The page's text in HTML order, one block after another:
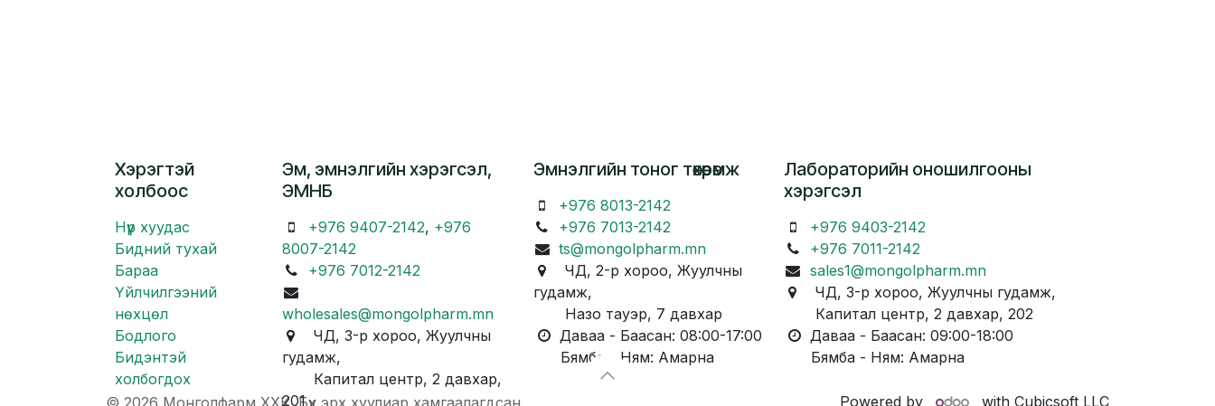
Хэрэгтэй
холбоос
Нүүр хуудас
Бидний тухай
Бараа
Үйлчилгээний
нөхцөл
Бодлого
Бидэнтэй
холбогдох
Эм, эмнэлгийн хэрэгсэл,
ЭМНБ
+976 9407-2142, +976
8007-2142
+976 7012-2142
wholesales@mongolpharm.mn
ЧД, 3-р хороо, Жуулчны
гудамж,
Капитал центр, 2 давхар,
201
Лабораторийн оношилгооны
хэрэгсэл
+976 9403-2142
+976 7011-2142
sales1@mongolpharm.mn
ЧД, 3-р хороо, Жуулчны гудамж,
Капитал центр, 2 давхар, 202
Даваа - Баасан: 09:00-18:00
Бямба - Ням: Амарна
Эмнэлгийн тоног төхөөрөмж
+976 8013-2142
+976 7013-2142
ts@mongolpharm.mn
ЧД, 2-р хороо, Жуулчны
гудамж,
Назо тауэр, 7 давхар
Даваа - Баасан: 08:00-17:00
Бямба - Ням: Амарна
© 2026 Монголфарм ХХК. Бүх эрх хуулиар хамгаалагдсан. Powered by with Cubicsoft LLC